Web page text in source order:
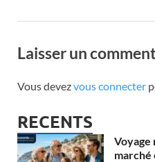
Laisser un
Vous devezvous connecter
RECENTS
Voyage
marché